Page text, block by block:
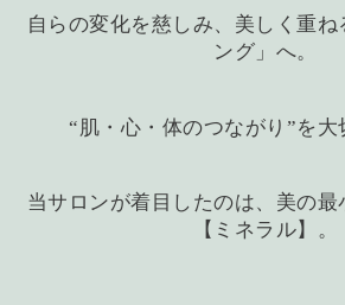
自らの変化を慈しみ、美しく重
ング」へ。
“肌・心・体のつながり”を大
当サロンが着目したのは、美の最
【ミネラル】。